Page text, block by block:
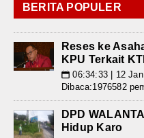
BERITA POPULER
Reses ke
KPU Terkait
📅 06:34:33 | 12
Dibaca:1976582
DPD
Hidup Karo